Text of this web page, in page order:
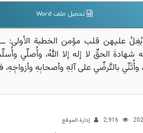
تحميل ملف Word
عليهن قلب مؤمن الخطبة الأولى:
شهادةَ الحقِّ لا إله إلا اللهُ، وأُصلِّي
وأُثَنِّي بالتَّرضِّي على آلِهِ وأصحابِهِ
إدارة الموقع